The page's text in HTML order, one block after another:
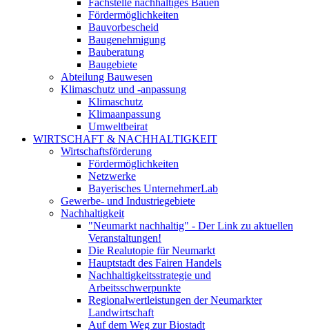
Fachstelle nachhaltiges Bauen
Fördermöglichkeiten
Bauvorbescheid
Baugenehmigung
Bauberatung
Baugebiete
Abteilung Bauwesen
Klimaschutz und -anpassung
Klimaschutz
Klimaanpassung
Umweltbeirat
WIRTSCHAFT & NACHHALTIGKEIT
Wirtschaftsförderung
Fördermöglichkeiten
Netzwerke
Bayerisches UnternehmerLab
Gewerbe- und Industriegebiete
Nachhaltigkeit
"Neumarkt nachhaltig" - Der Link zu aktuellen
Veranstaltungen!
Die Realutopie für Neumarkt
Hauptstadt des Fairen Handels
Nachhaltigkeitsstrategie und
Arbeitsschwerpunkte
Regionalwertleistungen der Neumarkter
Landwirtschaft
Auf dem Weg zur Biostadt